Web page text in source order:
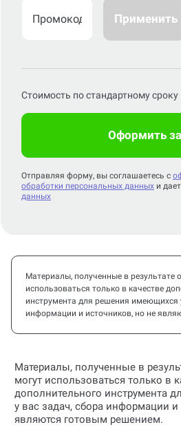
Применить
Стоимость по стандартному сроку
Оформить
Отправляя форму, вы соглашаетесь с
обработки персональных данных и
данных
Материалы, полученные в результате
использоваться только в качестве
инструмента для решения имеющихся
информации и источников, но не
Материалы, полученные в
могут использоваться только в
дополнительного инструмента
у вас задач, сбора информации
являются готовым решением.